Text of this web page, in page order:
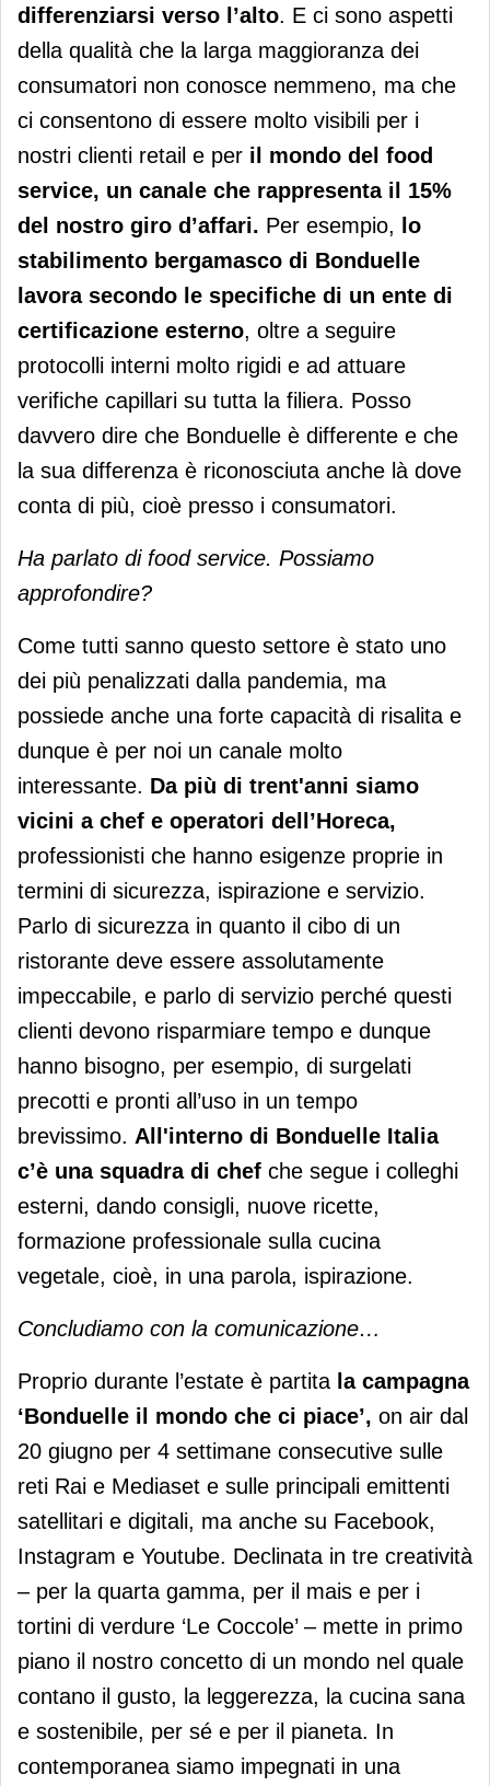
differenziarsi verso l’alto. E ci sono aspetti
della qualità che la larga maggioranza dei
consumatori non conosce nemmeno, ma che
ci consentono di essere molto visibili per i
nostri clienti retail e per il mondo del food
service, un canale che rappresenta il 15%
del nostro giro d’affari. Per esempio, lo
stabilimento bergamasco di Bonduelle
lavora secondo le specifiche di un ente di
certificazione esterno, oltre a seguire
protocolli interni molto rigidi e ad attuare
verifiche capillari su tutta la filiera. Posso
davvero dire che Bonduelle è differente e che
la sua differenza è riconosciuta anche là dove
conta di più, cioè presso i consumatori.
Ha parlato di food service. Possiamo
approfondire?
Come tutti sanno questo settore è stato uno
dei più penalizzati dalla pandemia, ma
possiede anche una forte capacità di risalita e
dunque è per noi un canale molto
interessante. Da più di trent'anni siamo
vicini a chef e operatori dell’Horeca,
professionisti che hanno esigenze proprie in
termini di sicurezza, ispirazione e servizio.
Parlo di sicurezza in quanto il cibo di un
ristorante deve essere assolutamente
impeccabile, e parlo di servizio perché questi
clienti devono risparmiare tempo e dunque
hanno bisogno, per esempio, di surgelati
precotti e pronti all’uso in un tempo
brevissimo. All'interno di Bonduelle Italia
c’è una squadra di chef che segue i colleghi
esterni, dando consigli, nuove ricette,
formazione professionale sulla cucina
vegetale, cioè, in una parola, ispirazione.
Concludiamo con la comunicazione…
Proprio durante l’estate è partita la campagna
‘Bonduelle il mondo che ci piace’, on air dal
20 giugno per 4 settimane consecutive sulle
reti Rai e Mediaset e sulle principali emittenti
satellitari e digitali, ma anche su Facebook,
Instagram e Youtube. Declinata in tre creatività
– per la quarta gamma, per il mais e per i
tortini di verdure ‘Le Coccole’ – mette in primo
piano il nostro concetto di un mondo nel quale
contano il gusto, la leggerezza, la cucina sana
e sostenibile, per sé e per il pianeta. In
contemporanea siamo impegnati in una